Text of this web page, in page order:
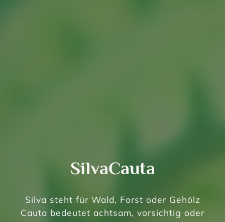
SilvaCauta
Silva steht für Wald, Forst oder Gehölz
Cauta bedeutet achtsam, vorsichtig oder